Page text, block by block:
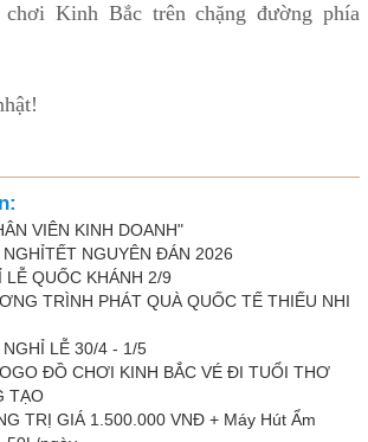
Kinh Bắc trên chặng đường phía
VIÊN KINH DOANH"
NGUYÊN ĐÁN 2026
QUỐC KHÁNH 2/9
TRÌNH PHÁT QUÀ QUỐC TẾ THIẾU NHI
LỄ 30/4 - 1/5
ĐỒ CHƠI KINH BẮC VÉ ĐI TUỔI THƠ
TẠO
TRỊ GIÁ 1.500.000 VNĐ + Máy Hút Ẩm